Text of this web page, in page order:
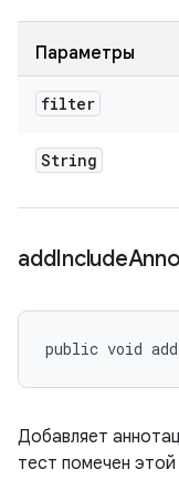
Параметры
filter
String
addInclude
public void
Добавляет
тест помечен